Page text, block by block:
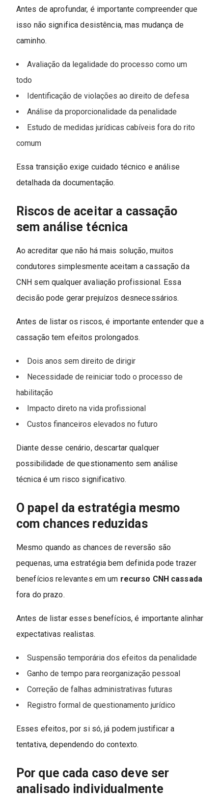
Antes de aprofundar, é importante compreender que
isso não significa desistência, mas mudança de
caminho.
Avaliação da legalidade do processo como um
todo
Identificação de violações ao direito de defesa
Análise da proporcionalidade da penalidade
Estudo de medidas jurídicas cabíveis fora do rito
comum
Essa transição exige cuidado técnico e análise
detalhada da documentação.
Riscos de aceitar a cassação
sem análise técnica
Ao acreditar que não há mais solução, muitos
condutores simplesmente aceitam a cassação da
CNH sem qualquer avaliação profissional. Essa
decisão pode gerar prejuízos desnecessários.
Antes de listar os riscos, é importante entender que a
cassação tem efeitos prolongados.
Dois anos sem direito de dirigir
Necessidade de reiniciar todo o processo de
habilitação
Impacto direto na vida profissional
Custos financeiros elevados no futuro
Diante desse cenário, descartar qualquer
possibilidade de questionamento sem análise
técnica é um risco significativo.
O papel da estratégia mesmo
com chances reduzidas
Mesmo quando as chances de reversão são
pequenas, uma estratégia bem definida pode trazer
benefícios relevantes em um recurso CNH cassada
fora do prazo.
Antes de listar esses benefícios, é importante alinhar
expectativas realistas.
Suspensão temporária dos efeitos da penalidade
Ganho de tempo para reorganização pessoal
Correção de falhas administrativas futuras
Registro formal de questionamento jurídico
Esses efeitos, por si só, já podem justificar a
tentativa, dependendo do contexto.
Por que cada caso deve ser
analisado individualmente